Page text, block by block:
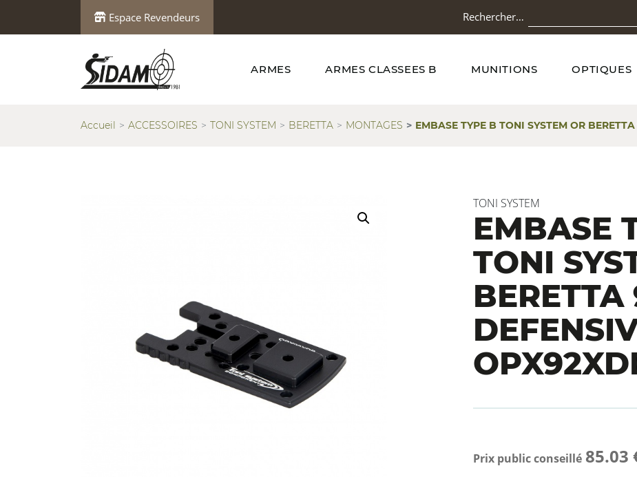
Espace Revendeurs Rechercher…
ARMES ARMES CLASSEES B MUNITIONS OPTIQUES
Accueil ACCESSOIRES TONI SYSTEM BERETTA MONTAGES EMBASE TYPE B TONI SYSTEM OR
TONI SYSTEM
EMBASE
TONI
Prix public conseillé 85.03